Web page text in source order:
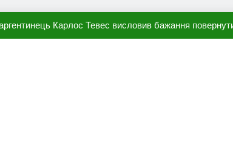
Карлос Тевес висловив бажання